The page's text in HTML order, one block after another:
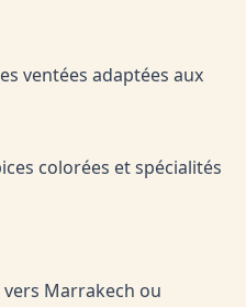
ventées adaptées aux
colorées et spécialités
vers Marrakech ou